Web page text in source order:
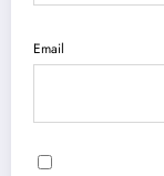
Email